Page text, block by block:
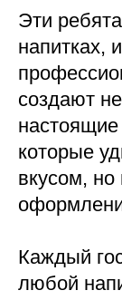
Эти
напитках,
создают
настоящие
которые
вкусом,
Каждый
любой